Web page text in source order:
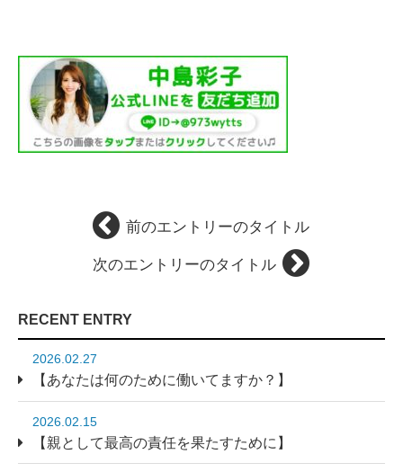
前のエントリーのタイトル
次のエントリーのタイトル
RECENT ENTRY
2026.02.27
【あなたは何のために働いてますか？】
2026.02.15
【親として最高の責任を果たすために】